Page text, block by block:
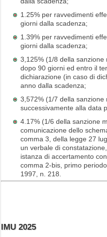
1.25% per ravvedimenti
giorni dalla scadenza;
1.39% per ravvedimenti
giorni dalla scadenza;
3,125% (1/8 della
dopo 90 giorni ed entro il
dichiarazione (in caso di
anno dalla scadenza;
3,572% (1/7 della
successivamente alla data
4.17% (1/6 della sanzione
comunicazione dello
comma 3, della legge 27
un verbale di
istanza di accertamento
comma 2-bis, primo
1997, n. 218.
IMU 2025